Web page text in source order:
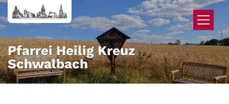
Zum Inhalt springen
Pfarrei Heilig Kreuz
Schwalbach